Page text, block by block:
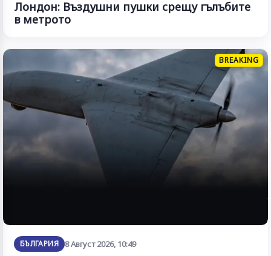
Лондон: Въздушни пушки срещу гълъбите
в метрото
BREAKING
БЪЛГАРИЯ 8 Август 2026, 10:49